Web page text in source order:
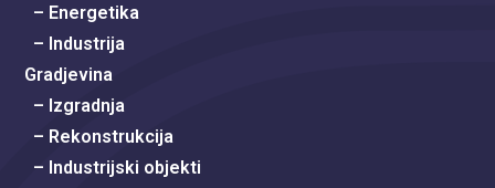
– Energetika
– Industrija
Gradjevina
– Izgradnja
– Rekonstrukcija
– Industrijski objekti